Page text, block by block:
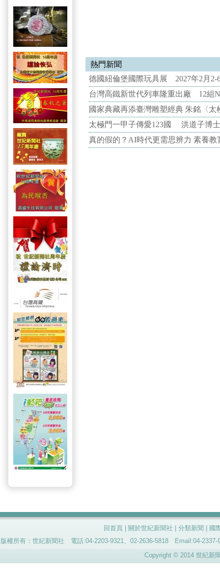
熱門新聞
德國紐倫堡國際玩具展 2027年2月2-
台灣高鐵新世代列車隆重出廠 12組
國家典藏再添臺灣雕塑經典 朱銘〈
太極門一甲子傳愛123國 洪道子博
真的假的？AI時代更需思辨力 素養
回首頁 關於世紀新聞社 分類新聞
國
版權所有：世紀新聞社 電話:04-2203-9321、02-2636-5818 Email:04-
Copyright © 2014 世紀新